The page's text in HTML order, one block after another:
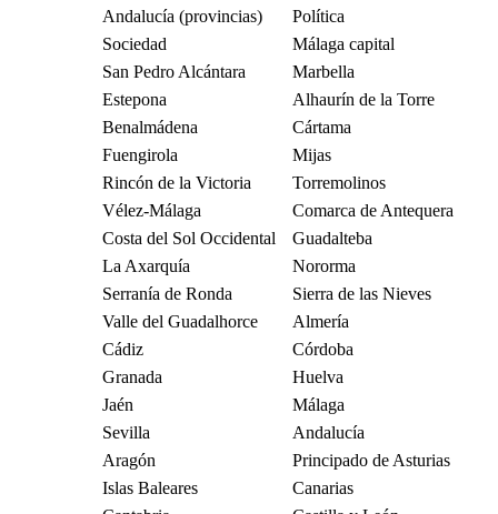
Andalucía (provincias)
Política
Sociedad
Málaga capital
San Pedro Alcántara
Marbella
Estepona
Alhaurín de la Torre
Benalmádena
Cártama
Fuengirola
Mijas
Rincón de la Victoria
Torremolinos
Vélez-Málaga
Comarca de Antequera
Costa del Sol Occidental
Guadalteba
La Axarquía
Nororma
Serranía de Ronda
Sierra de las Nieves
Valle del Guadalhorce
Almería
Cádiz
Córdoba
Granada
Huelva
Jaén
Málaga
Sevilla
Andalucía
Aragón
Principado de Asturias
Islas Baleares
Canarias